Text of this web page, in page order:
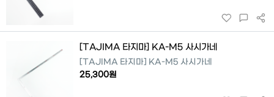
[TAJIMA 타지마] KA-M5 사시가네
[TAJIMA 타지마] KA-M5 사시가네
25,300원